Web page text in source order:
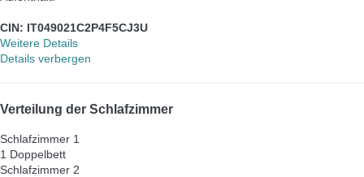
CIN: IT049021C2P4F5CJ3U
Weitere Details
Details verbergen
Verteilung der Schlafzimmer
Schlafzimmer 1
1 Doppelbett
Schlafzimmer 2